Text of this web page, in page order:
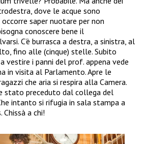
dove le acque sono
saper nuotare per non
conoscere bene il
C’è burrasca a destra, a sinistra, al
fino alle (cinque) stelle. Subito
vestire i panni del prof. appena vede
in visita al Parlamento. Apre le
che aria si respira alla Camera.
stato preceduto dal collega del
intanto si rifugia in sala stampa a
Chissà a chi!